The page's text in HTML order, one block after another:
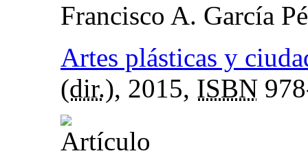
Francisco A. García
Artes plásticas y
(dir.), 2015, ISBN